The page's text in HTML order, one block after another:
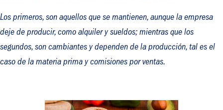
Los primeros, son aquellos que se mantienen, aunque la empresa
deje de producir, como alquiler y sueldos; mientras que los
segundos, son cambiantes y dependen de la producción, tal es el
caso de la materia prima y comisiones por ventas.